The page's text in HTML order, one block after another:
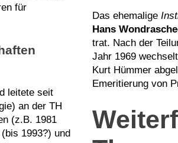
für
leitete seit
an der TH
(z.B. 1981
(bis 1993?) und
Das ehemalige
Hans
trat. Nach der
Jahr 1969
Kurt Hümmer
Emeritierung von